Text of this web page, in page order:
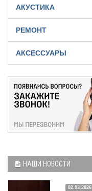
АКУСТИКА
РЕМОНТ
АКСЕССУАРЫ
НАШИ НОВОСТИ
02.03.2026